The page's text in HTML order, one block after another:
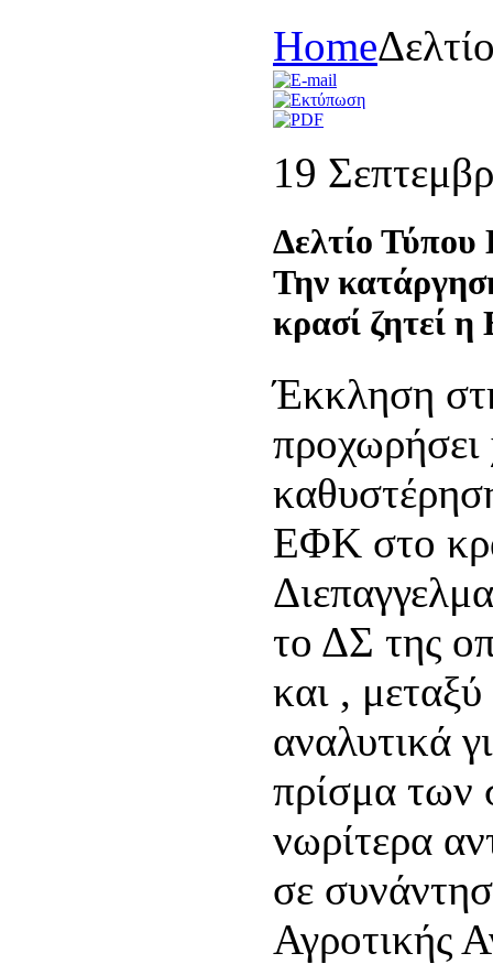
Home
19
Δελτίο
Την
κρασί ζητεί
Έκκληση
προχωρήσει
ΕΦΚ στο
το ΔΣ της
και ,
αναλυτικά
πρίσμα των
νωρίτερα
σε
Αγροτικής